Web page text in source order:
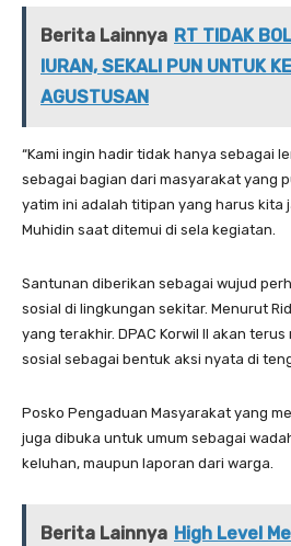
Berita Lainnya RT TIDAK
IURAN, SEKALI PUN UNTUK
AGUSTUSAN
‎‎“Kami ingin hadir tidak hanya sebagai
sebagai bagian dari masyarakat yang
yatim ini adalah titipan yang harus kita
Muhidin saat ditemui di sela kegiatan.
‎‎Santunan diberikan sebagai wujud
sosial di lingkungan sekitar. Menurut
yang terakhir. DPAC Korwil II akan
sosial sebagai bentuk aksi nyata di
‎‎Posko Pengaduan Masyarakat yang
juga dibuka untuk umum sebagai
keluhan, maupun laporan dari warga.
Berita Lainnya High Level